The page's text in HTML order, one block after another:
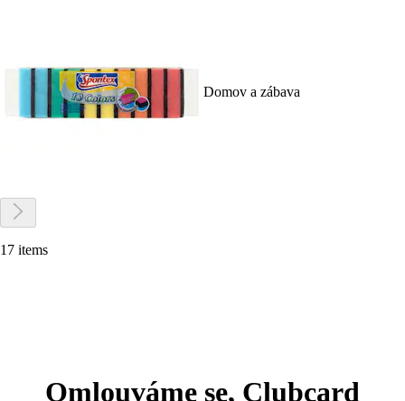
Domov a zábava
17 items
Omlouváme se, Clubcard